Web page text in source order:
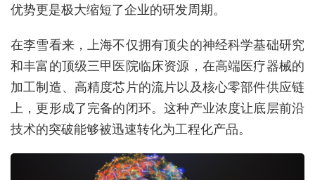
优势更是极大缩短了企业的研发周期。
在李雪看来，上海不仅拥有顶尖的神经科学基础研究
和丰富的顶级三甲医院临床资源，在高端医疗器械的
加工制造、高精度芯片的流片以及核心零部件供应链
上，更形成了完备的闭环。这种产业浓度让底层前沿
技术的突破能够被迅速转化为工程化产品。